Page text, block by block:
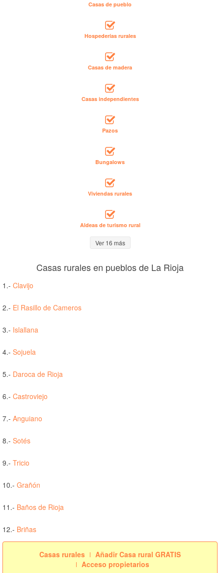
Casas de pueblo
Hospederías rurales
Casas de madera
Casas independientes
Pazos
Bungalows
Viviendas rurales
Aldeas de turismo rural
Ver 16 más
Casas rurales en pueblos de La Rioja
1.- Clavijo
2.- El Rasillo de Cameros
3.- Islallana
4.- Sojuela
5.- Daroca de Rioja
6.- Castroviejo
7.- Anguiano
8.- Sotés
9.- Tricio
10.- Grañón
11.- Baños de Rioja
12.- Briñas
Casas rurales
Añadir Casa rural GRATIS
Acceso propietarios